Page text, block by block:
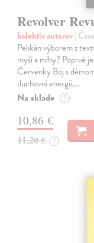
Revolver
kolektív autorov|
Pelikán výborem z
myší a mlhy? Poprvé
Červenky Boj s
duchovní energií,…
Na sklade ?
10,86 €
11,20 € ?